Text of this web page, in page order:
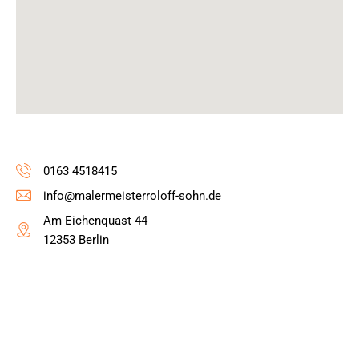
0163 4518415
info@malermeisterroloff-sohn.de
Am Eichenquast 44
12353 Berlin